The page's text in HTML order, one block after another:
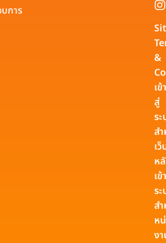
การ
&
เข้า
สู่
ร
ส
เ
ห
เข้
ร
ส
ห
ง